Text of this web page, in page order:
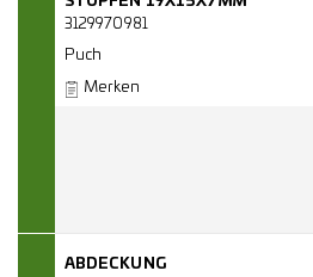
3129970981
Puch
Merken
ABDECKUNG